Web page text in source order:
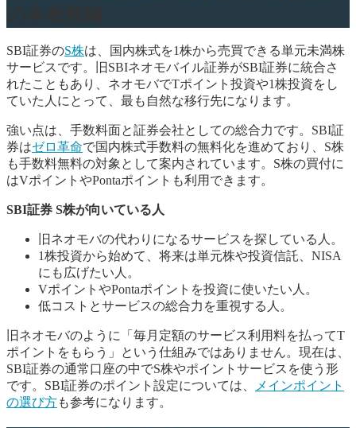
SBI証券のS株は、国内株式を1株から売買できる単元未満株
サービスです。旧SBIネオモバイル証券がSBI証券に統合さ
れたこともあり、ネオモバでTポイント投資や1株投資をし
ていた人にとって、最も自然な移行先になります。
強い点は、手数料面と証券会社としての総合力です。SBI証
券はゼロ革命で国内株式手数料の無料化を進めており、S株
も手数料無料の対象として案内されています。S株の買付に
はVポイントやPontaポイントも利用できます。
SBI証券 S株が向いている人
旧ネオモバの代わりになるサービスを探している人。
1株投資から始めて、将来は単元株や投資信託、NISA
にも広げたい人。
VポイントやPontaポイントを投資に使いたい人。
低コストとサービスの総合力を重視する人。
旧ネオモバのように「毎月定額のサービス利用料を払ってT
ポイントをもらう」という仕組みではありません。現在は、
SBI証券の通常口座の中でS株やポイントサービスを使う形
です。SBI証券のポイント設定については、
メインポイント
の選び方も参考になります。